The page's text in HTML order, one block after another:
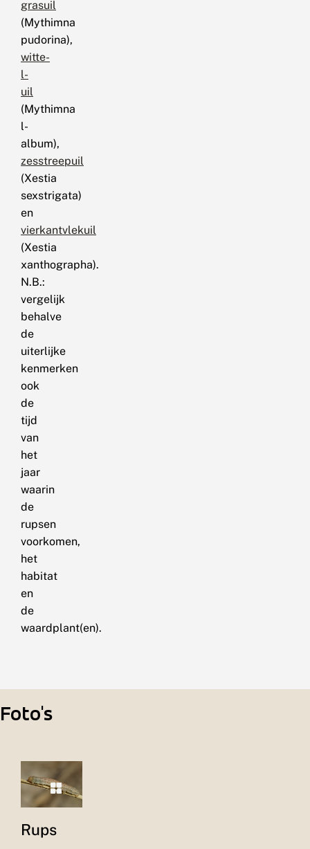
grasuil
(Mythimna
pudorina),
witte-
l-
uil
(Mythimna
l-
album),
zesstreepuil
(Xestia
sexstrigata)
en
vierkantvlekuil
(Xestia
xanthographa).
N.B.:
vergelijk
behalve
de
uiterlijke
kenmerken
ook
de
tijd
van
het
jaar
waarin
de
rupsen
voorkomen,
het
habitat
en
de
waardplant(en).
Foto's
Rups